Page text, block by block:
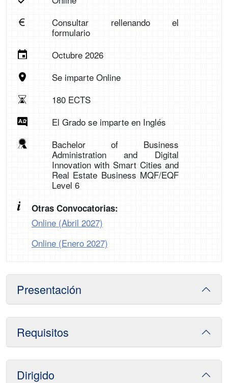
Consultar rellenando el
formulario
Octubre 2026
Se imparte Online
180 ECTS
El Grado se imparte en Inglés
Bachelor of Business
Administration and Digital
Innovation with Smart Cities and
Real Estate Business MQF/EQF
Level 6
Otras Convocatorias:
Online (Abril 2027)
Online (Enero 2027)
Presentación
Requisitos
Dirigido